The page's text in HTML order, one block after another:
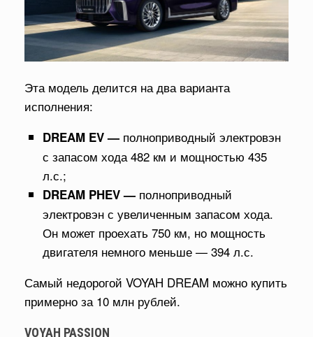
Эта модель делится на два варианта
исполнения:
DREAM EV —полноприводный электровэн
с запасом хода 482 км и мощностью 435
л.с.;
DREAM PHEV —полноприводный
электровэн с увеличенным запасом хода.
Он может проехать 750 км, но мощность
двигателя немного меньше — 394 л.с.
Самый недорогой VOYAH DREAM можно купить
примерно за 10 млн рублей.
VOYAH PASSION